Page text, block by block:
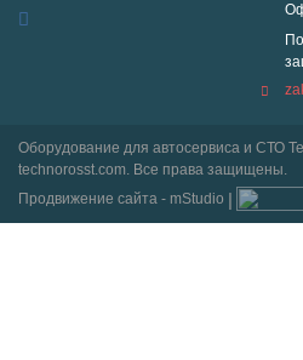
Оборудование для автосервиса и СТО
technorosst.com. Все права защищены.
Продвижение сайта - mStudio